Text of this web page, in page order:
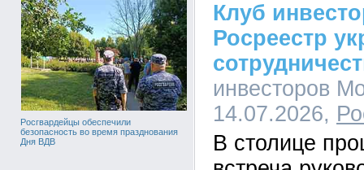
Росгвардейцы обеспечили
безопасность во время празднования
Дня ВДВ
Клуб
Росреестр
инвесторов
14.07.2026,
В столице